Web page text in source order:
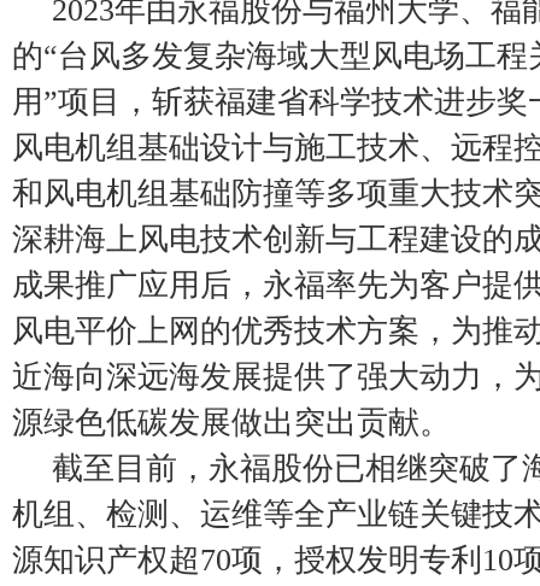
2023年由永福股份与福州大学、福
的“台风多发复杂海域大型风电场工程
用”项目，斩获福建省科学技术进步
风电机组基础设计与施工技术、远程
和风电机组基础防撞等多项重大技术
深耕海上风电技术创新与工程建设的
成果推广应用后，永福率先为客户提
风电平价上网的优秀技术方案，为推
近海向深远海发展提供了强大动力，
源绿色低碳发展做出突出贡献。
截至目前，永福股份已相继突破了
机组、检测、运维等全产业链关键技
源知识产权超70项，授权发明专利10